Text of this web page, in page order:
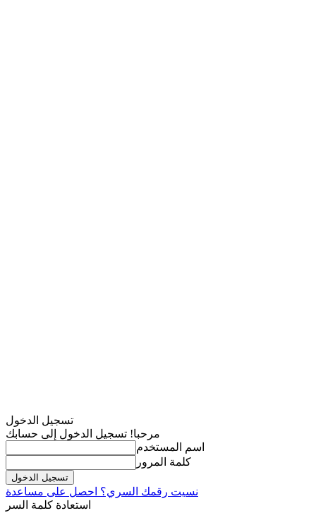
تسجيل الدخول
مرحبا! تسجيل الدخول إلى حسابك
اسم المستخدم
كلمة المرور
نسيت رقمك السري؟ احصل على مساعدة
استعادة كلمة السر